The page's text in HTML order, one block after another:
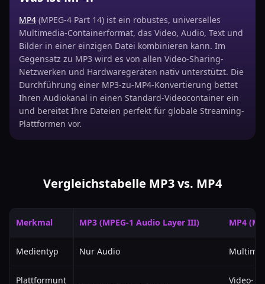
MP4 (MPEG-4 Part 14) ist ein robustes, universelles
Multimedia-Containerformat, das Video, Audio, Text und
Bilder in einer einzigen Datei kombinieren kann. Im
Gegensatz zu MP3 wird es von allen Video-Sharing-
Netzwerken und Hardwaregeräten nativ unterstützt. Die
Durchführung einer MP3-zu-MP4-Konvertierung bettet
Ihren Audiokanal in einen Standard-Videocontainer ein
und bereitet Ihre Dateien perfekt für globale Streaming-
Plattformen vor.
Vergleichstabelle MP3 vs. MP4
Merkmal MP3 (MPEG-1 Audio Layer III) MP4
Medientyp Nur Audio
Plattformunt
Video- &